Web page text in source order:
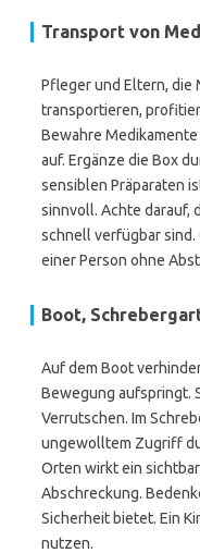
Transport von
Pfleger und Eltern, die
transportieren,
Bewahre
auf. Ergänze die Box
sensiblen Präparaten
sinnvoll. Achte darauf,
schnell verfügbar
einer Person ohne
Boot,
Auf dem Boot
Bewegung aufspringt.
Verrutschen. Im
ungewolltem Zugriff
Orten wirkt ein
Abschreckung.
Sicherheit bietet. Ein
nutzen.